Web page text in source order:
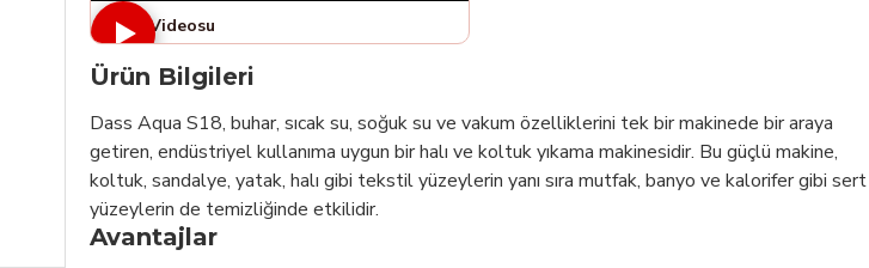
Ürün Videosu
Ürün Bilgileri
Dass Aqua S18, buhar, sıcak su, soğuk su ve vakum özelliklerini tek bir makinede bir araya
getiren, endüstriyel kullanıma uygun bir halı ve koltuk yıkama makinesidir. Bu güçlü makine,
koltuk, sandalye, yatak, halı gibi tekstil yüzeylerin yanı sıra mutfak, banyo ve kalorifer gibi sert
yüzeylerin de temizliğinde etkilidir.
Avantajlar